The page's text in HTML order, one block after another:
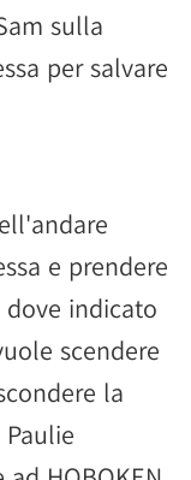
sulla
per salvare
e prendere
dove indicato
scendere
la